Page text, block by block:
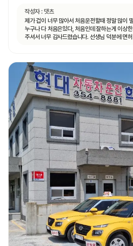
작성자 : 댓츠
제가 겁이 너무 많아서 처음운전할때 정말 많이
누구나 다 처음은있다, 처음인데 잘하는게 이상
주셔서 너무 감사드렸습니다. 선생님 덕분에 면